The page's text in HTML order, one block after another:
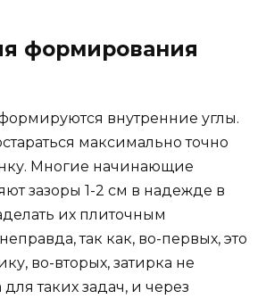
формирования
внутренние углы.
максимально точно
Многие начинающие
зазоры 1-2 см в надежде в
их плиточным
так как, во-первых, это
во-вторых, затирка не
таких задач, и через